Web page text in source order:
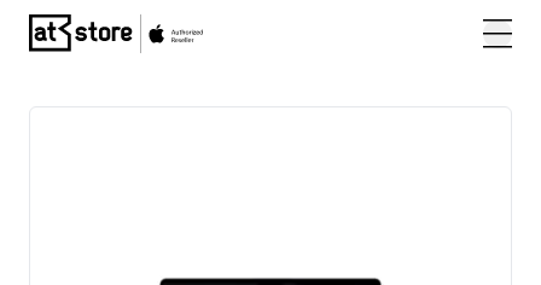
Posjetite početnu stranicu AT Store